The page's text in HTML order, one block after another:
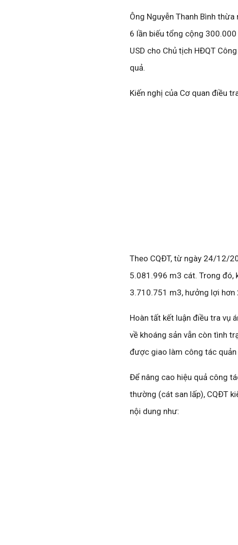
Ông Nguyễn Thanh Bình
6 lần biếu tổng cộng 300.000
USD cho Chủ tịch HĐQT
quả.
Kiến nghị của Cơ quan điều
Theo CQĐT, từ ngày 24/12/
5.081.996 m3 cát. Trong đó,
3.710.751 m3, hưởng lợi hơn
Hoàn tất kết luận điều tra vụ
về khoáng sản vẫn còn tình
được giao làm công tác quản
Để nâng cao hiệu quả công
thường (cát san lấp), CQĐT
nội dung như: